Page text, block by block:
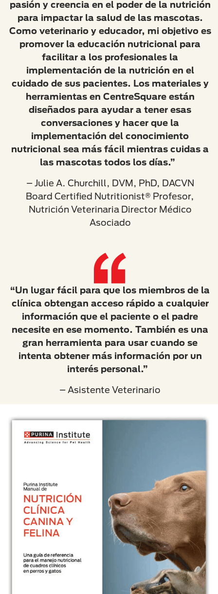
pasión y creencia en el poder de la nutrición
para impactar la salud de las mascotas.
Como veterinario y educador, mi objetivo es
promover la educación nutricional para
facilitar a los profesionales la
implementación de la nutrición en el
cuidado de sus pacientes. Los materiales y
herramientas en CentreSquare están
diseñados para ayudar a tener esas
conversaciones y hacer que la
implementación del conocimiento
nutricional sea más fácil mientras cuidas a
las mascotas todos los días.”
– Julie A. Churchill, DVM, PhD, DACVN
Board Certified Nutritionist® Profesor,
Nutrición Veterinaria Director Médico
Asociado
“Un lugar fácil para que los miembros de la
clínica obtengan acceso rápido a cualquier
información que el paciente o el padre
necesite en ese momento. También es una
gran herramienta para usar cuando se
intenta obtener más información por un
interés personal.”
– Asistente Veterinario